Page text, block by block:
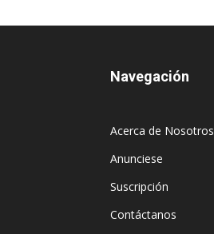
Navegación
Acerca de Nosotros
Anunciese
Suscripción
Contáctanos